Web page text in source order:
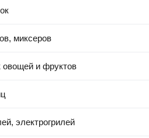
миксеров
и фруктов
электрогрилей